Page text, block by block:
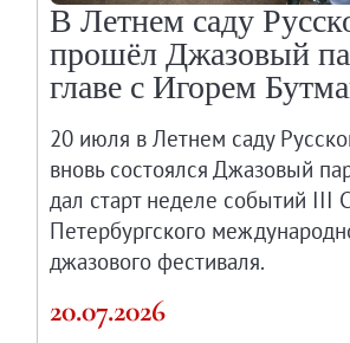
В Летнем саду
прошёл Джазовый
главе с Игорем
20 июля в Летнем саду
вновь состоялся Джазовый
дал старт неделе событий III
Петербургского
джазового фестиваля.
20.07.2026